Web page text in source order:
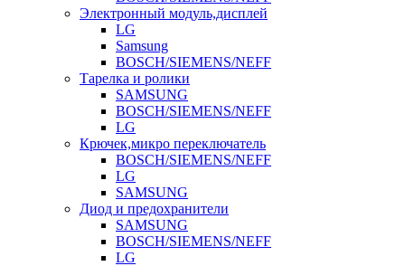
Электронный модуль,дисплей
LG
Samsung
BOSCH/SIEMENS/NEFF
Тарелка и ролики
SAMSUNG
BOSCH/SIEMENS/NEFF
LG
Крючек,микро переключатель
BOSCH/SIEMENS/NEFF
LG
SAMSUNG
Диод и предохранители
SAMSUNG
BOSCH/SIEMENS/NEFF
LG